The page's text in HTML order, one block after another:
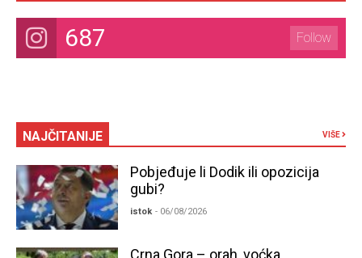
687 Follow
NAJČITANIJE VIŠE
Pobjeđuje li Dodik ili opozicija
gubi?
istok - 06/08/2026
Crna Gora – orah, voćka